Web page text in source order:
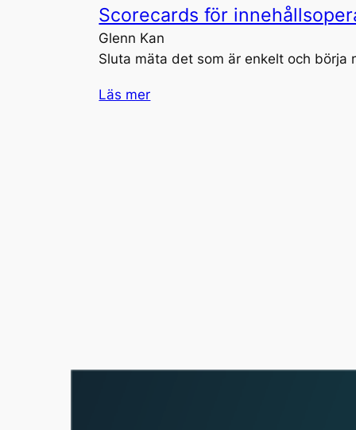
Scorecards för
Glenn Kan
Sluta mäta det som är enkelt och
Läs mer